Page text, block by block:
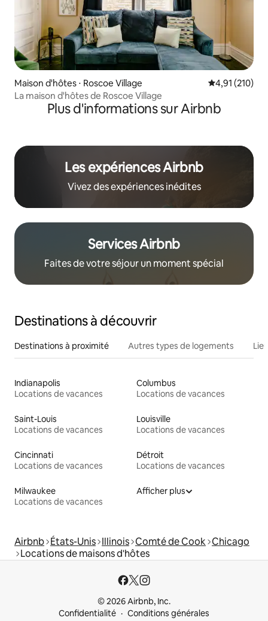
Maison d'hôtes ⋅ Roscoe Village Évaluation
4,91 (210)
La maison d'hôtes de Roscoe Village
Plus d'informations sur Airbnb
Les expériences Airbnb
Vivez des expériences inédites
Services Airbnb
Faites de votre séjour un moment spécial
Destinations à découvrir
Destinations à proximité Autres types de logements
Indianapolis
Locations de vacances
Columbus
Locations de vacances
Saint-Louis
Locations de vacances
Louisville
Locations de vacances
Cincinnati
Locations de vacances
Détroit
Locations de vacances
Milwaukee
Locations de vacances
Afficher plus
Airbnb États-Unis Illinois Comté de Cook Chicago
Locations de maisons d'hôtes
© 2026 Airbnb, Inc.
Confidentialité
Conditions générales